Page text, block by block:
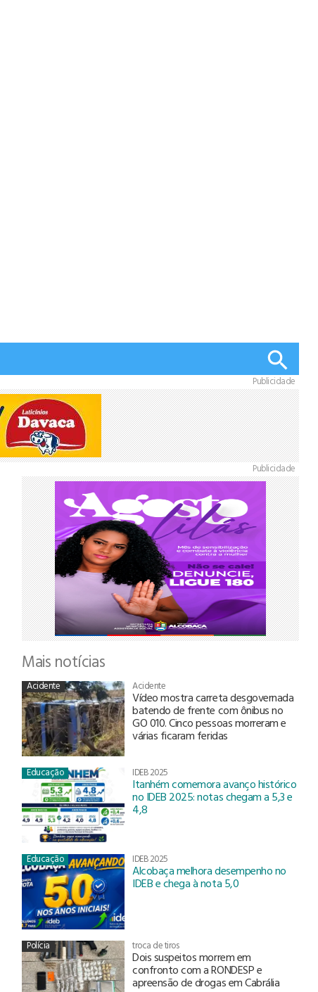
Publicidade
Publicidade
Mais notícias
Acidente Acidente
Vídeo mostra carreta desgovernada
batendo de frente com ônibus no
GO 010. Cinco pessoas morreram e
várias ficaram feridas
Educação IDEB 2025
Itanhém comemora avanço histórico
no IDEB 2025: notas chegam a 5,3 e
4,8
Educação IDEB 2025
Alcobaça melhora desempenho no
IDEB e chega à nota 5,0
Polícia troca de tiros
Dois suspeitos morrem em
confronto com a RONDESP e
apreensão de drogas em Cabrália